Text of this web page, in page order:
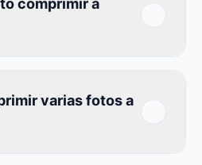
comprimir a
varias fotos a